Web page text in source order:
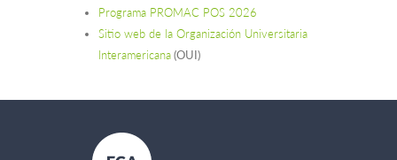
Programa PROMAC POS 2026
Sitio web de la Organización Universitaria
Interamericana(OUI)